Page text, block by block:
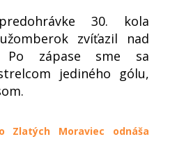
30. kola
zvíťazil nad
Po zápase sme sa
jediného gólu,
Zlatých Moraviec odnáša